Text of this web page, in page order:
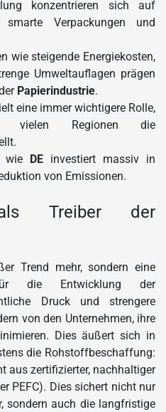
konzentrieren sich auf
smarte Verpackungen und
wie steigende Energiekosten,
Umweltauflagen prägen
Papierindustrie.
eine immer wichtigere Rolle,
vielen Regionen die
wie DE investiert massiv in
von Emissionen.
als Treiber der
Trend mehr, sondern eine
die Entwicklung der
Druck und strengere
von den Unternehmen, ihre
Dies äußert sich in
die Rohstoffbeschaffung:
aus zertifizierter, nachhaltiger
PEFC). Dies sichert nicht nur
sondern auch die langfristige